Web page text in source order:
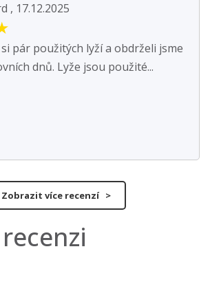
, 17.12.2025
pár použitých lyží a obdrželi jsme
dnů. Lyže jsou použité...
Zobrazit více recenzí >